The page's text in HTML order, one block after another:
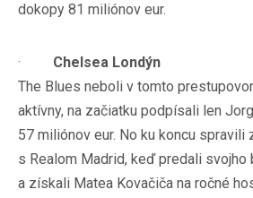
dokopy 81 miliónov eur.
· Chelsea Londýn
The Blues neboli v tomto
aktívny, na začiatku podpísali len
57 miliónov eur. No ku koncu spravili
s Realom Madrid, keď predali svojho
a získali Matea Kovačiča na ročné